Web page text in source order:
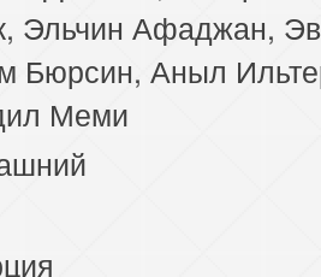
Эльчин Афаджан,
Бюрсин, Аныл
Меми